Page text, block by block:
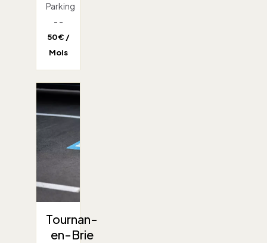
Parking
- -
50 € /
Mois
Tournan-
en-Brie